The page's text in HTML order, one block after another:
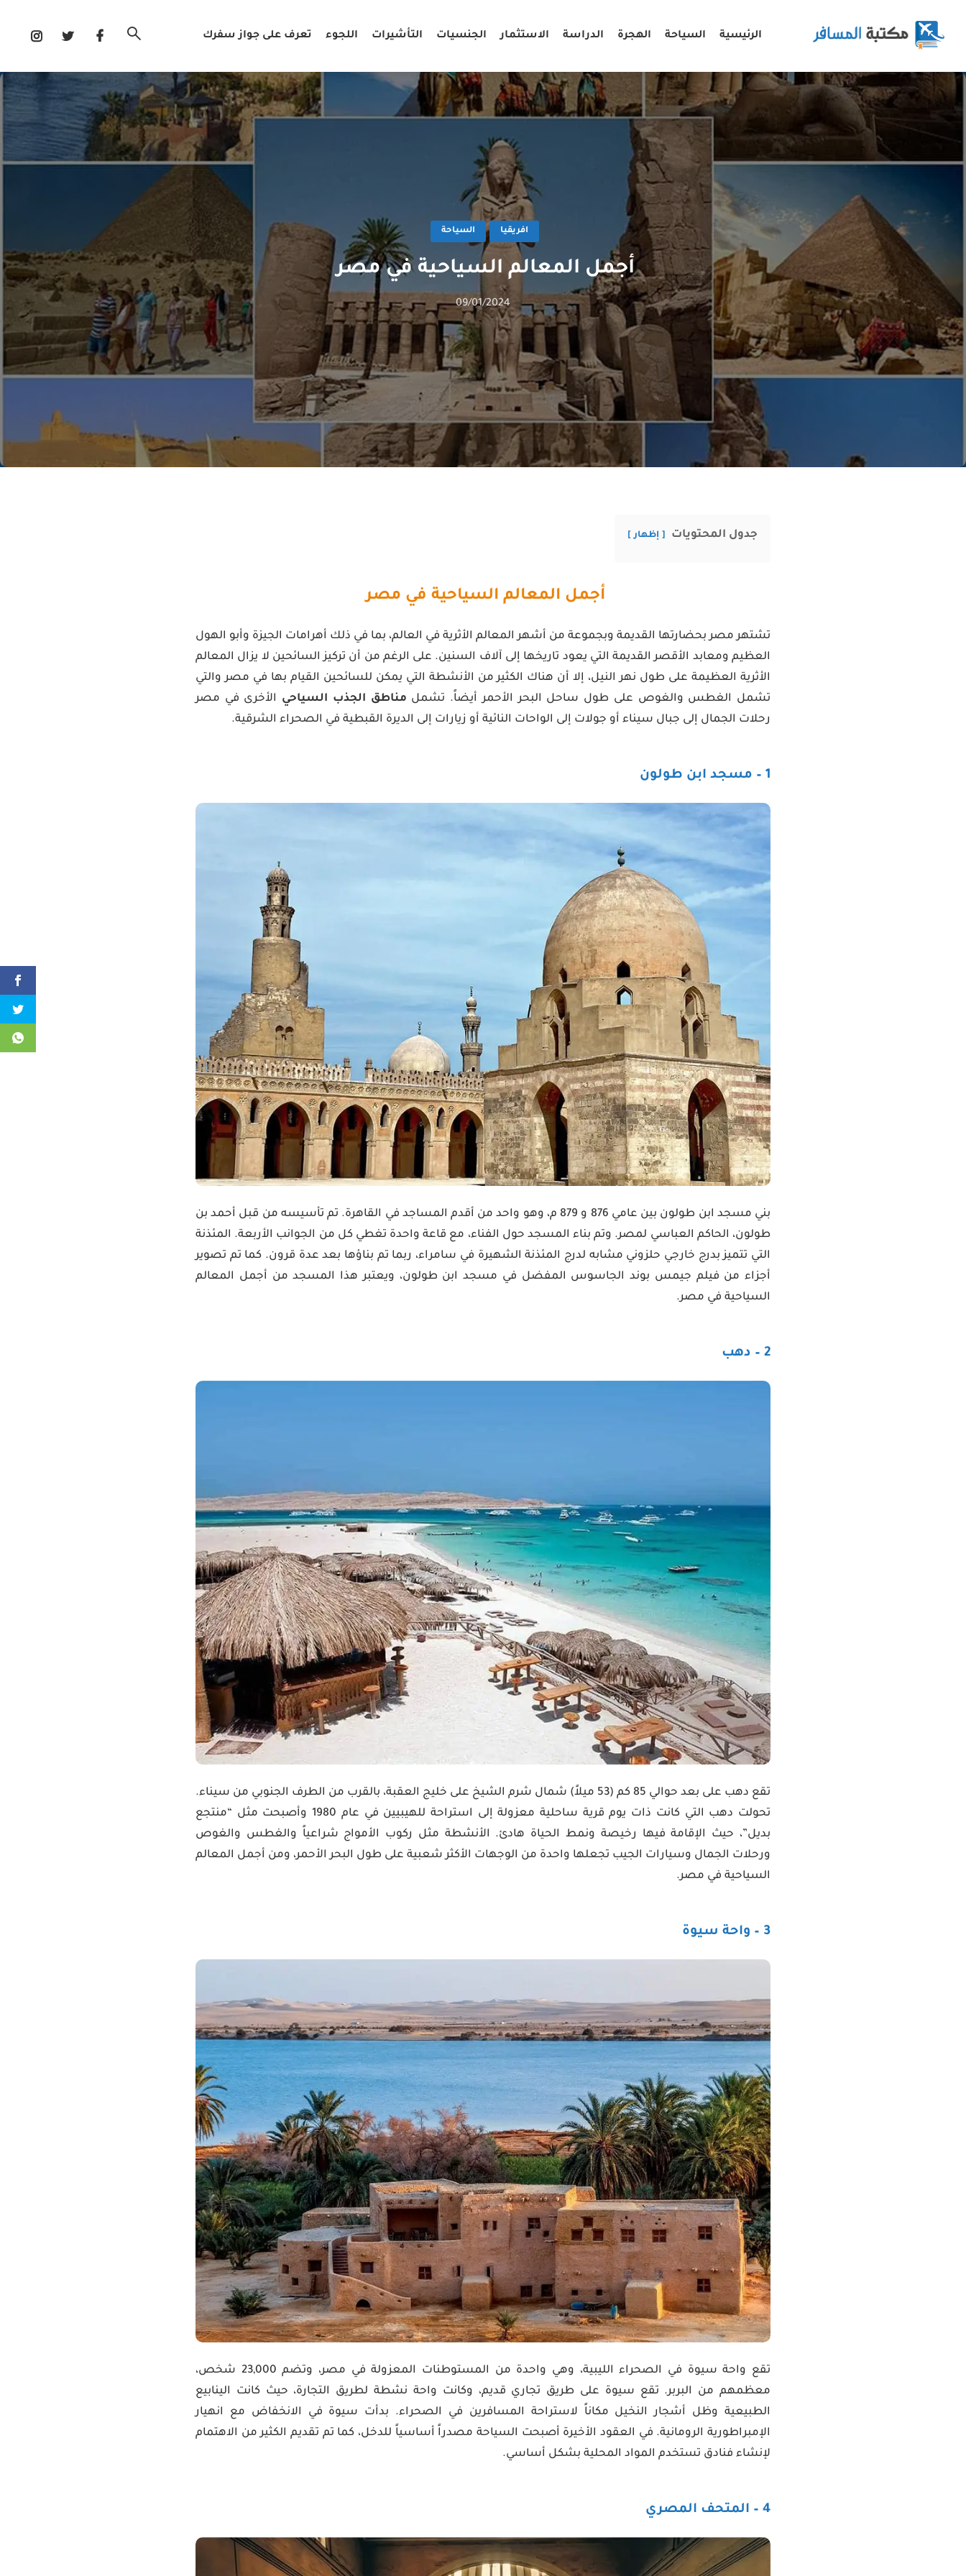
الرئيسية السياحة الهجرة الدراسة الاستثمار الجنسيات التأشيرات اللجوء تعرف على جواز سفرك
افريقيا السياحة
أجمل المعالم السياحية في مصر
09/01/2024
جدول المحتويات إظهار
أجمل المعالم السياحية في مصر
تشتهر مصر بحضارتها القديمة وبجموعة من أشهر المعالم الأثرية في العالم، بما في ذلك أهرامات الجيزة وأبو الهول
العظيم ومعابد الأقصر القديمة التي يعود تاريخها إلى آلاف السنين. على الرغم من أن تركيز السائحين لا يزال المعالم
الأثرية العظيمة على طول نهر النيل، إلا أن هناك الكثير من الأنشطة التي يمكن للسائحين القيام بها في مصر والتي
تشمل الغطس والغوص على طول ساحل البحر الأحمر أيضاً. تشمل مناطق الجذب السياحي الأخرى في مصر
رحلات الجمال إلى جبال سيناء أو جولات إلى الواحات النائية أو زيارات إلى الديرة القبطية في الصحراء الشرقية.
1 – مسجد ابن طولون
بني مسجد ابن طولون بين عامي 876 و 879 م، وهو واحد من أقدم المساجد في القاهرة. تم تأسيسه من قبل أحمد بن
طولون، الحاكم العباسي لمصر. وتم بناء المسجد حول الفناء، مع قاعة واحدة تغطي كل من الجوانب الأربعة. المئذنة
التي تتميز بدرج خارجي حلزوني مشابه لدرج المئذنة الشهيرة في سامراء، ربما تم بناؤها بعد عدة قرون. كما تم تصوير
أجزاء من فيلم جيمس بوند الجاسوس المفضل في مسجد ابن طولون، ويعتبر هذا المسجد من أجمل المعالم
السياحية في مصر.
2 – دهب
تقع دهب على بعد حوالي 85 كم (53 ميلاً) شمال شرم الشيخ على خليج العقبة، بالقرب من الطرف الجنوبي من سيناء.
تحولت دهب التي كانت ذات يوم قرية ساحلية معزولة إلى استراحة للهيبيين في عام 1980 وأصبحت مثل “منتجع
بديل”، حيث الإقامة فيها رخيصة ونمط الحياة هادئ. الأنشطة مثل ركوب الأمواج شراعياً والغطس والغوص
ورحلات الجمال وسيارات الجيب تجعلها واحدة من الوجهات الأكثر شعبية على طول البحر الأحمر، ومن أجمل المعالم
السياحية في مصر.
3 – واحة سيوة
تقع واحة سيوة في الصحراء الليبية، وهي واحدة من المستوطنات المعزولة في مصر، وتضم 23,000 شخص،
معظمهم من البربر. تقع سيوة على طريق تجاري قديم، وكانت واحة نشطة لطريق التجارة، حيث كانت الينابيع
الطبيعية وظل أشجار النخيل مكاناً لاستراحة المسافرين في الصحراء. بدأت سيوة في الانخفاض مع انهيار
الإمبراطورية الرومانية. في العقود الأخيرة أصبحت السياحة مصدراً أساسياً للدخل، كما تم تقديم الكثير من الاهتمام
لإنشاء فنادق تستخدم المواد المحلية بشكل أساسي.
4 – المتحف المصري